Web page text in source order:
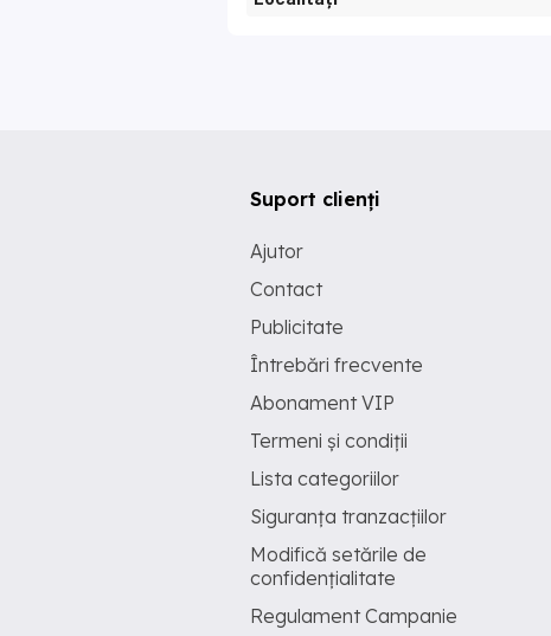
Suport clienți
Ajutor
Contact
Publicitate
Întrebări frecvente
Abonament VIP
Termeni și condiții
Lista categoriilor
Siguranța tranzacțiilor
Modifică setările de
confidențialitate
Regulament Campanie